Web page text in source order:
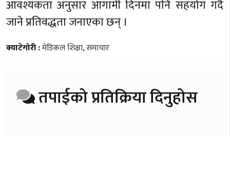
आवश्यकता अनुसार आगामी दिनमा पनि सहयोग गर्दै
जाने प्रतिवद्धता जनाएका छन् ।
क्याटेगोरी :मेडिकल शिक्षा,समाचार
तपाईको प्रतिक्रिया दिनुहोस